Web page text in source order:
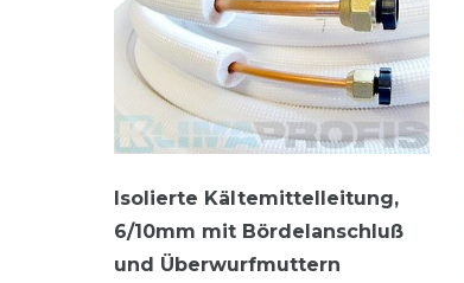
Isolierte Kältemittelleitung,
6/10mm mit Bördelanschluß
und Überwurfmuttern